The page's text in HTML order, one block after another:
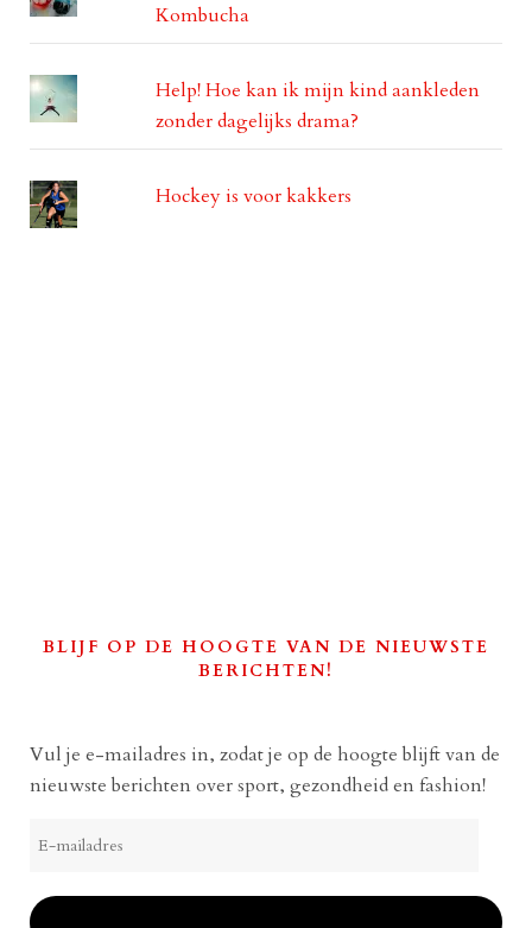
Kombucha
Help! Hoe kan ik mijn kind aankleden
zonder dagelijks drama?
Hockey is voor kakkers
BLIJF OP DE HOOGTE VAN DE NIEUWSTE
BERICHTEN!
Vul je e-mailadres in, zodat je op de hoogte blijft van de
nieuwste berichten over sport, gezondheid en fashion!
mailadres